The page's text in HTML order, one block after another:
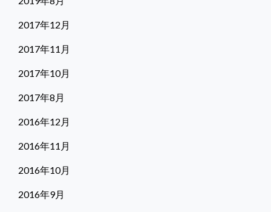
2017年12月
2017年11月
2017年10月
2017年8月
2016年12月
2016年11月
2016年10月
2016年9月